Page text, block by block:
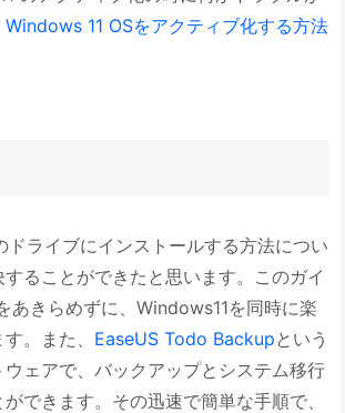
Windows 11 OSをアクティブ化する方法
ドライブにインストールする方法につい
ることができたと思います。このガイ
あきらめずに、Windows11を同時に楽
。また、 EaseUS Todo Backupという
ェアで、バックアップとシステム移行
できます。その迅速で簡単な手順で、